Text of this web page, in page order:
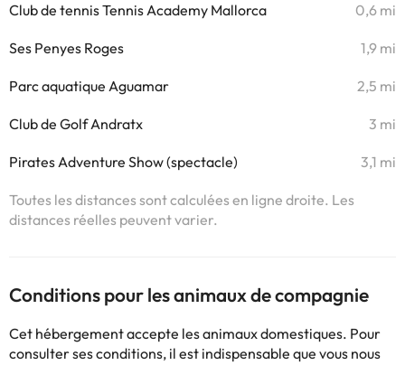
Club de tennis Tennis Academy Mallorca 0,6 mi
Ses Penyes Roges 1,9 mi
Parc aquatique Aguamar 2,5 mi
Club de Golf Andratx 3 mi
Pirates Adventure Show (spectacle) 3,1 mi
Toutes les distances sont calculées en ligne droite. Les
distances réelles peuvent varier.
Conditions pour les animaux de compagnie
Cet hébergement accepte les animaux domestiques. Pour
consulter ses conditions, il est indispensable que vous nous